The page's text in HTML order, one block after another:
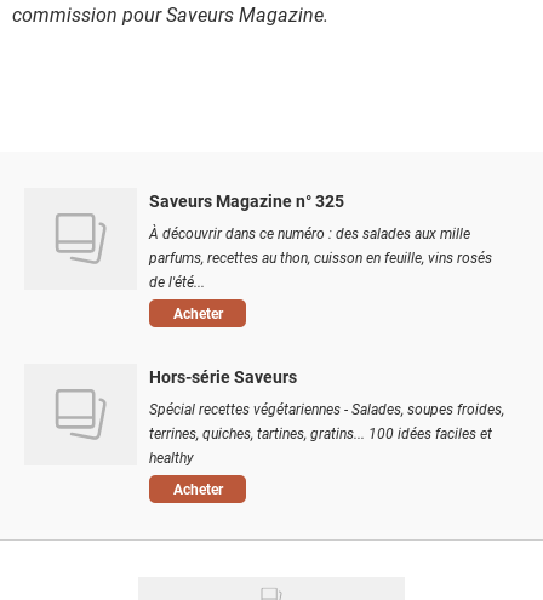
commission pour Saveurs Magazine.
Saveurs Magazine n° 325
À découvrir dans ce numéro : des salades aux mille
parfums, recettes au thon, cuisson en feuille, vins rosés
de l'été...
Acheter
Hors-série Saveurs
Spécial recettes végétariennes - Salades, soupes froides,
terrines, quiches, tartines, gratins... 100 idées faciles et
healthy
Acheter